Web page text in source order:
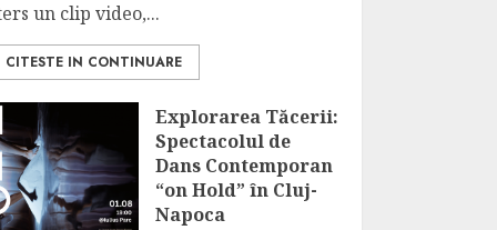
un clip video,...
CITESTE IN CONTINUARE
Explorarea Tăcerii:
Spectacolul de
Dans Contemporan
“on Hold” în Cluj-
Napoca